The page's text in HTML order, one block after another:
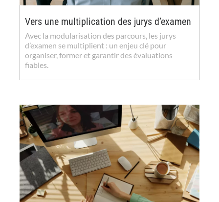
Vers une multiplication des jurys d’examen
Avec la modularisation des parcours, les jurys
d’examen se multiplient : un enjeu clé pour
organiser, former et garantir des évaluations
fiables.